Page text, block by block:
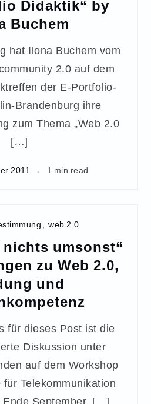
Didaktik“ by
Buchem
hat Ilona Buchem vom
2.0 auf dem
der E-Portfolio-
Brandenburg ihre
zum Thema „Web 2.0
[…]
2011 1 min read
web 2.0
nichts umsonst“
zu Web 2.0,
und
für dieses Post ist die
Diskussion unter
auf dem Workshop
Telekommunikation